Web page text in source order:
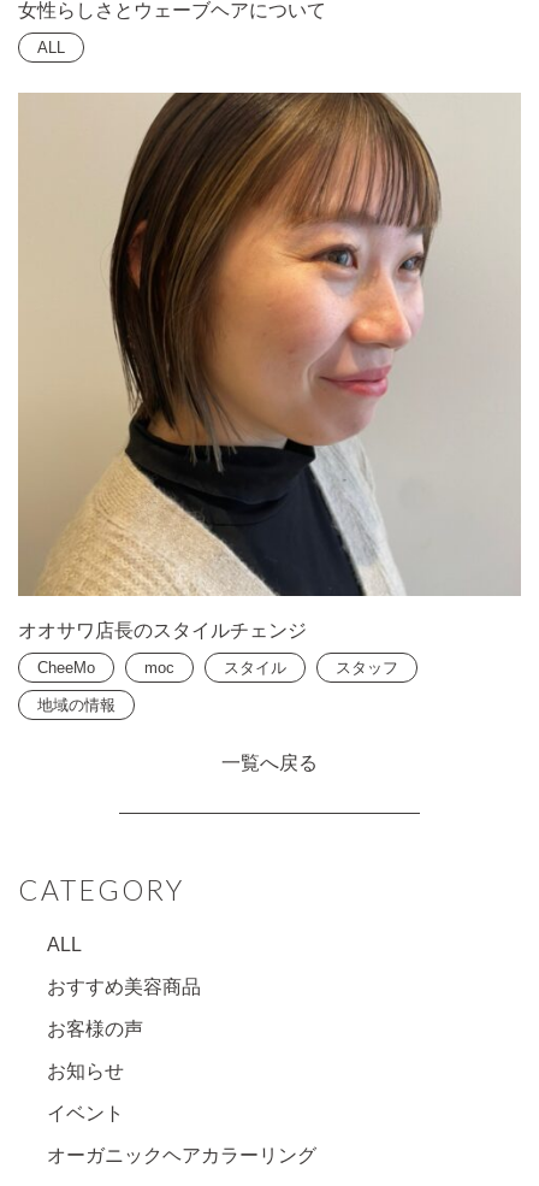
CATEGORY
ALL
おすすめ美容商品
お客様の声
お知らせ
イベント
オーガニックヘアカラーリング
女性らしさとウェーブヘアについて
ALL
オオサワ店長のスタイルチェンジ
CheeMo moc スタイル スタッフ
地域の情報
一覧へ戻る